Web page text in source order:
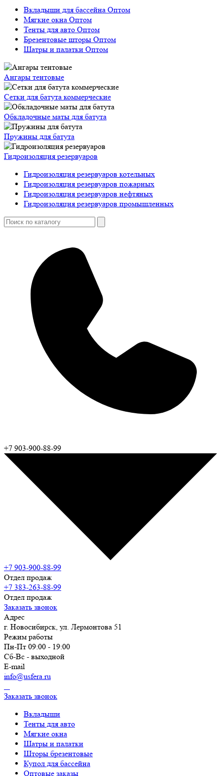
Вкладыши для бассейна Оптом
Мягкие окна Оптом
Тенты для авто Оптом
Брезентовые шторы Оптом
Шатры и палатки Оптом
Ангары тентовые
Сетки для батута коммерческие
Обкладочные маты для батута
Пружины для батута
Гидроизоляция резервуаров
Гидроизоляция резервуаров котельных
Гидроизоляция резервуаров пожарных
Гидроизоляция резервуаров нефтяных
Гидроизоляция резервуаров промышленных
+7 903-900-88-99
+7 903-900-88-99
Отдел продаж
+7 383-263-88-99
Отдел продаж
Заказать звонок
Адрес
г. Новосибирск, ул. Лермонтова 51
Режим работы
Пн-Пт 09:00 - 19:00
Сб-Вс - выходной
E-mail
info@usfera.ru
Заказать звонок
Вкладыши
Тенты для авто
Купол для бассейна
Оптовые заказы